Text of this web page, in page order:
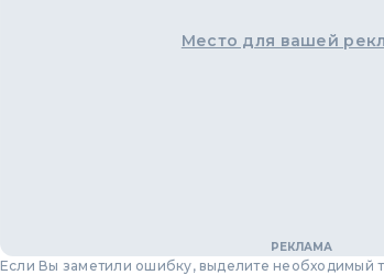
Место для вашей
Если Вы заметили ошибку, выделите необходимый